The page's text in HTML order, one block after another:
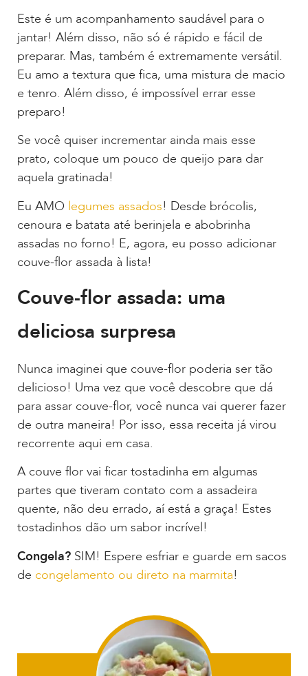
Este é um acompanhamento saudável para o
jantar! Além disso, não só é rápido e fácil de
preparar. Mas, também é extremamente versátil.
Eu amo a textura que fica, uma mistura de macio
e tenro. Além disso, é impossível errar esse
preparo!
Se você quiser incrementar ainda mais esse
prato, coloque um pouco de queijo para dar
aquela gratinada!
Eu AMO legumes assados! Desde brócolis,
cenoura e batata até berinjela e abobrinha
assadas no forno! E, agora, eu posso adicionar
couve-flor assada à lista!
Couve-flor assada: uma
deliciosa surpresa
Nunca imaginei que couve-flor poderia ser tão
delicioso! Uma vez que você descobre que dá
para assar couve-flor, você nunca vai querer fazer
de outra maneira! Por isso, essa receita já virou
recorrente aqui em casa.
A couve flor vai ficar tostadinha em algumas
partes que tiveram contato com a assadeira
quente, não deu errado, aí está a graça! Estes
tostadinhos dão um sabor incrível!
Congela? SIM! Espere esfriar e guarde em sacos
de congelamento ou direto na marmita!